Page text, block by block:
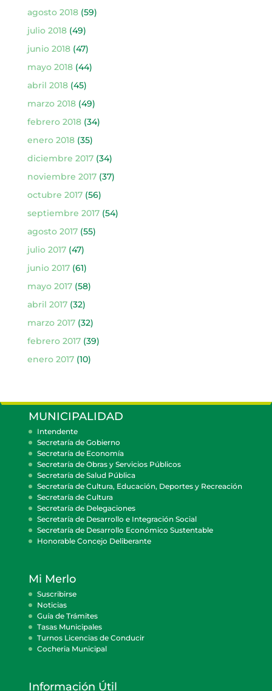
agosto 2018(59)
julio 2018(49)
junio 2018(47)
mayo 2018(44)
abril 2018(45)
marzo 2018(49)
febrero 2018(34)
enero 2018(35)
diciembre 2017(34)
noviembre 2017(37)
octubre 2017(56)
septiembre 2017(54)
agosto 2017(55)
julio 2017(47)
junio 2017(61)
mayo 2017(58)
abril 2017(32)
marzo 2017(32)
febrero 2017(39)
enero 2017(10)
MUNICIPALIDAD
Intendente
Secretaría de Gobierno
Secretaría de Economía
Secretaría de Obras y Servicios Públicos
Secretaría de Salud Pública
Secretaría de Cultura, Educación, Deportes y Recreación
Secretaría de Cultura
Secretaría de Delegaciones
Secretaría de Desarrollo e Integración Social
Secretaría de Desarrollo Económico Sustentable
Honorable Concejo Deliberante
Mi Merlo
Suscribirse
Noticias
Guía de Trámites
Tasas Municipales
Turnos Licencias de Conducir
Cocheria Municipal
Información Útil